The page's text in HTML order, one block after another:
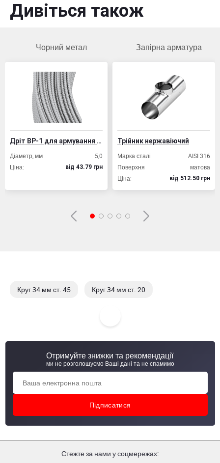
Дивіться також
Чорний метал
Дріт ВР-1 для армування залізобетонних конструкцій
мм
вiд 43.79 грн
Запірна арматура
Трійник нержавіючий
Марка сталі
Поверхня
вiд 512.50 грн
Розмір
Ціна:
Круг 34 мм ст. 45 Круг 34 мм ст. 20
Отримуйте знижки та рекомендації
ми не розголошуємо Ваші дані та не спамимо
Стежте за нами у соцмережах: